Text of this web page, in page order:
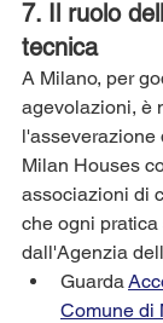
7. Il ruolo
tecnica
A Milano, per
agevolazioni, è
l'asseverazione
Milan Houses
associazioni di
che ogni
dall'Agenzia
Guarda
Comune di